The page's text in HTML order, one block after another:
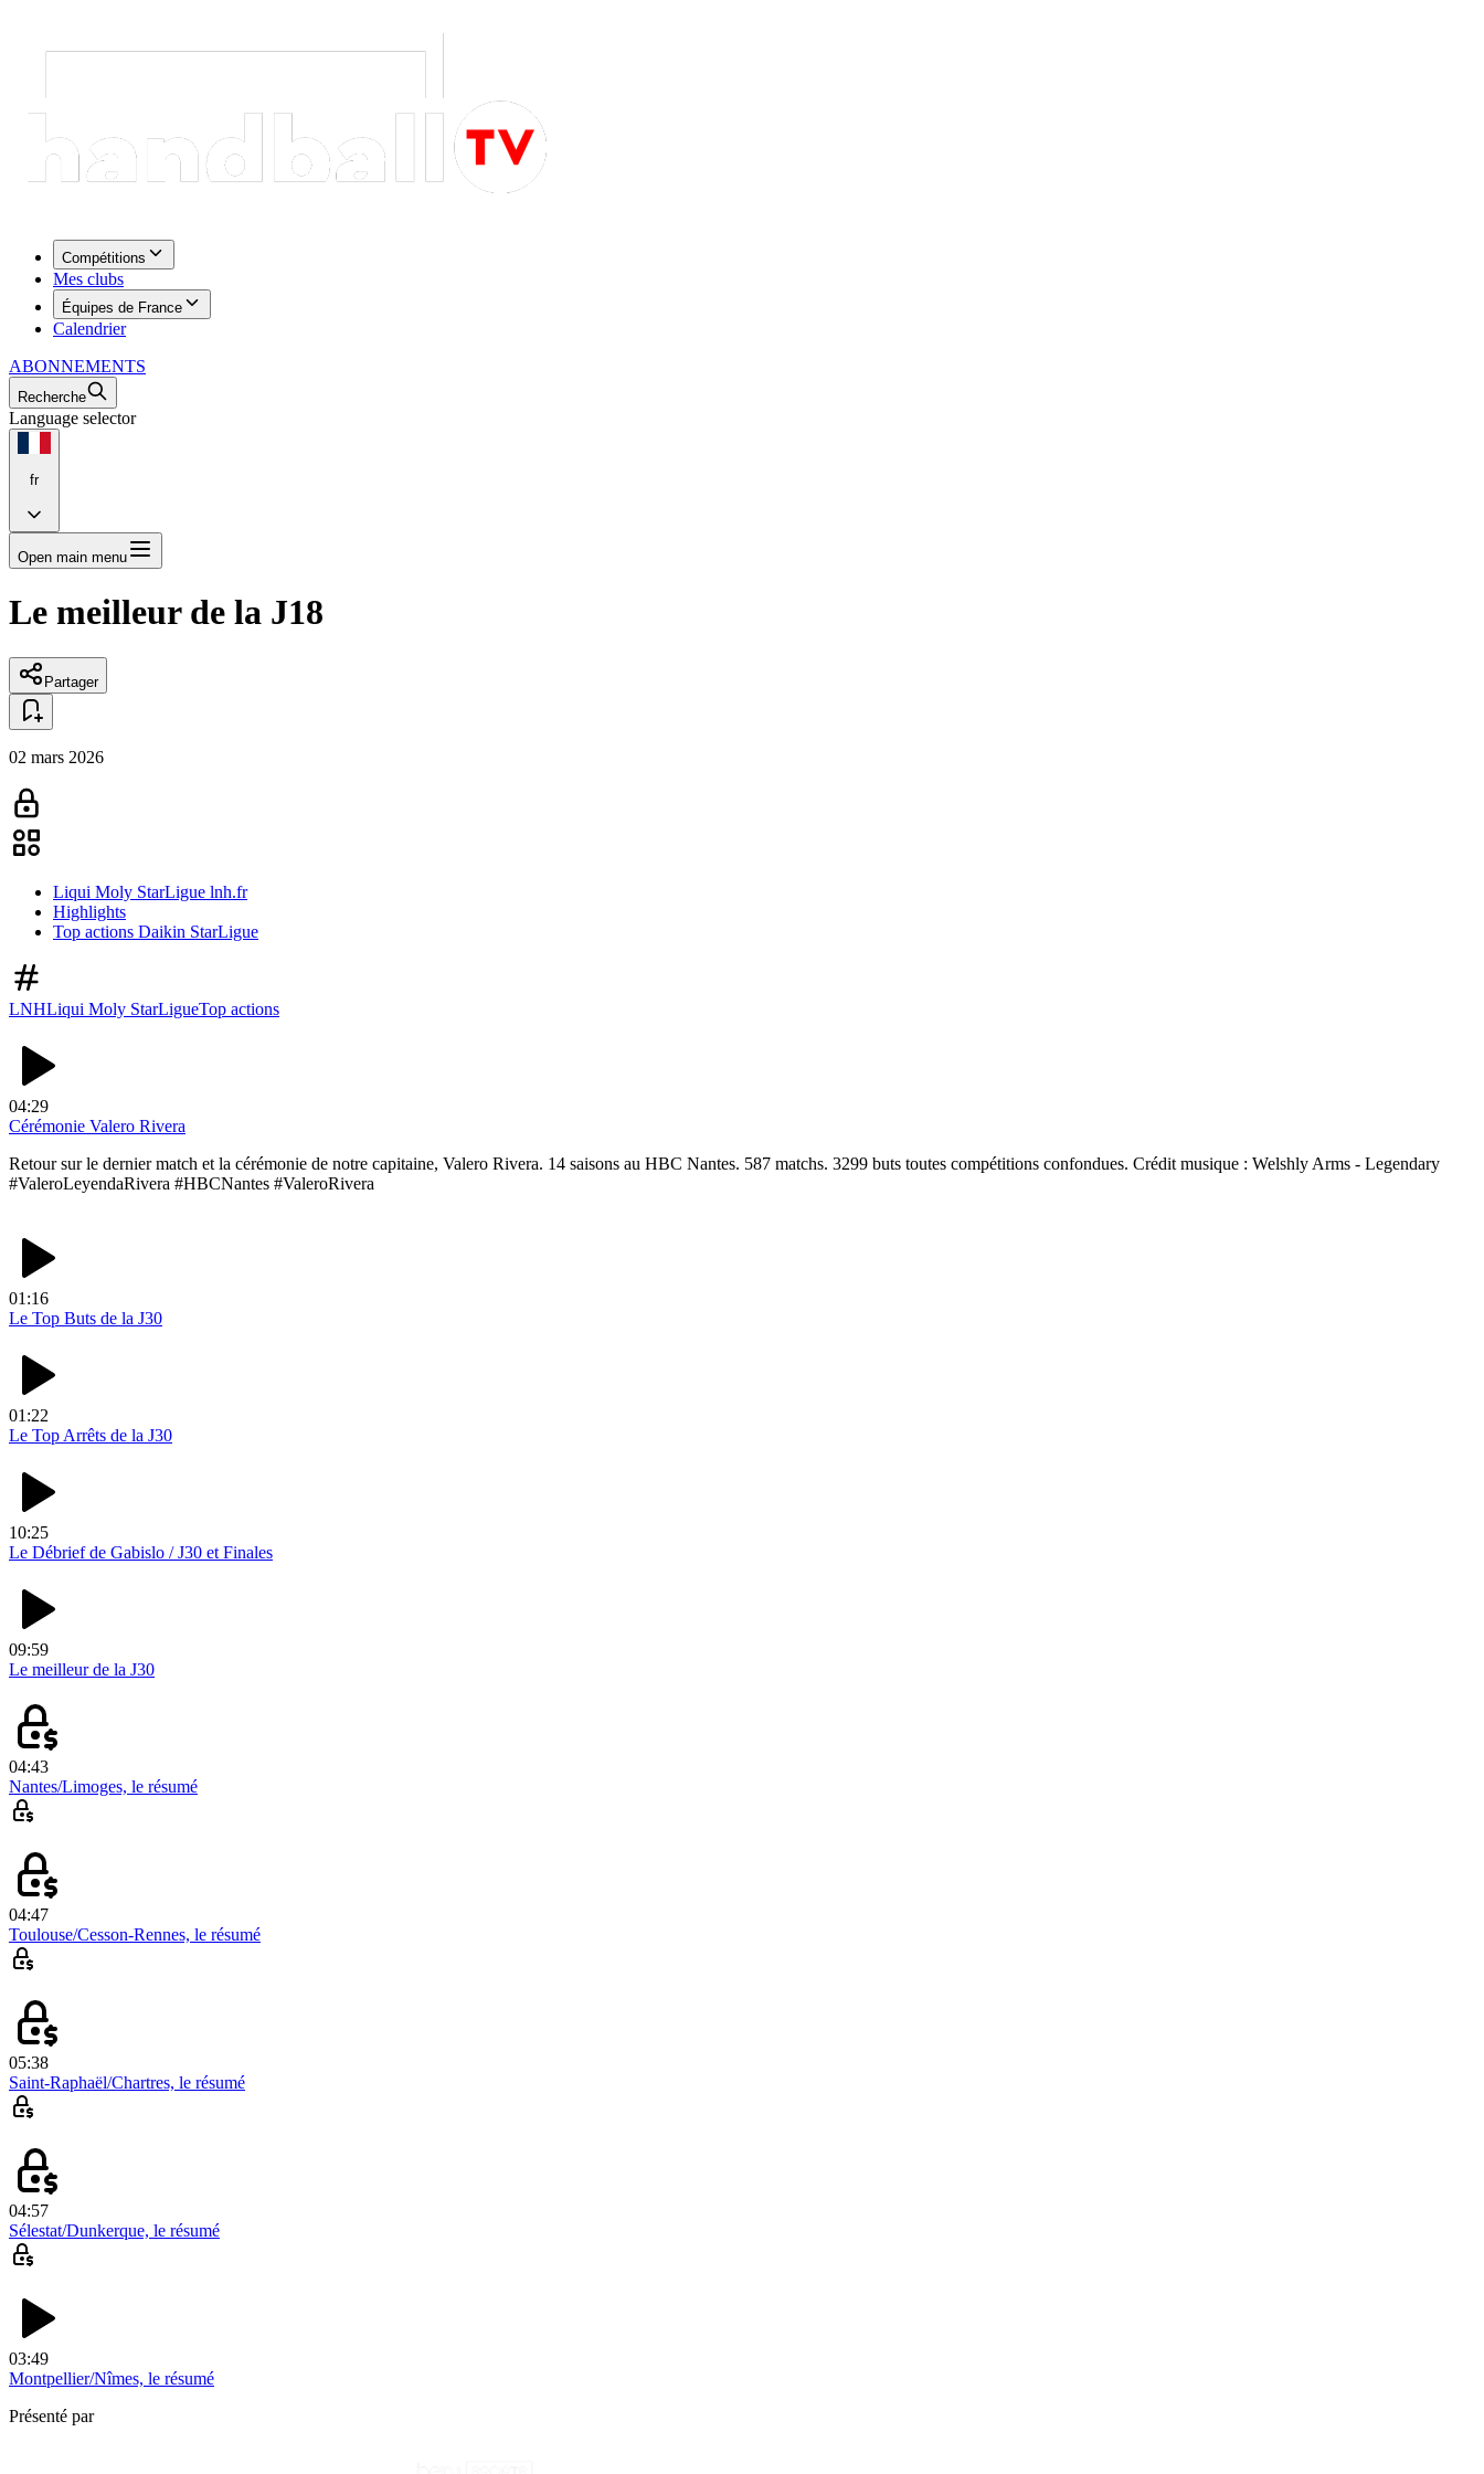
Compétitions
Mes clubs
Équipes de France
Calendrier
ABONNEMENTS
Recherche
Language selector
fr
Open main menu
Le meilleur de la J18
Partager
02 mars 2026
Liqui Moly StarLigue lnh.fr
Highlights
Top actions Daikin StarLigue
LNHLiqui Moly StarLigueTop actions
04:29
Cérémonie Valero Rivera
Retour sur le dernier match et la cérémonie de notre capitaine, Valero Rivera. 14 saisons au HBC Nantes. 587 matchs. 3299 buts toutes compétitions confondues. Crédit musique : Welshly Arms - Legendary
#ValeroLeyendaRivera #HBCNantes #ValeroRivera
01:16
Le Top Buts de la J30
01:22
Le Top Arrêts de la J30
10:25
Le Débrief de Gabislo / J30 et Finales
09:59
Le meilleur de la J30
04:43
Nantes/Limoges, le résumé
04:47
Toulouse/Cesson-Rennes, le résumé
05:38
Saint-Raphaël/Chartres, le résumé
04:57
Sélestat/Dunkerque, le résumé
03:49
Montpellier/Nîmes, le résumé
Présenté par